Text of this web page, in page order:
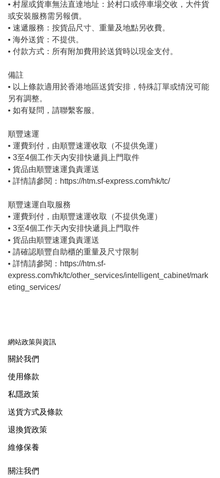
• 村屋或貨車無法直達地址：於村口或停車場交收，大件貨
或安裝服務需另報價。
• 速遞服務：按貨品尺寸、重量及地點另收費。
• 海外送貨：不提供。
• 付款方式：所有附加費用於送貨時以現金支付。
備註
• 以上條款適用於香港地區送貨安排，特殊訂單或情況可能
另有調整。
順豐速運
• 運費到付，由順豐速運收取（不提供免運）
• 3至4個工作天內安排快遞員上門取件
• 貨品由順豐速運負責運送
• 詳情請參閱：https://htm.sf-express.com/hk/tc/
順豐速運自取服務
• 運費到付，由順豐速運收取（不提供免運）
• 3至4個工作天內安排快遞員上門取件
• 貨品由順豐速運負責運送
• 請確認順豐自助櫃的重量及尺寸限制
• 詳情請參閱：https://htm.sf-
express.com/hk/tc/other_services/intelligent_cabinet/mark
eting_services/
網站政策與資訊
關於我們
使用條款
私隱政策
送貨方式及條款
退換貨政策
維修保養
關注我們